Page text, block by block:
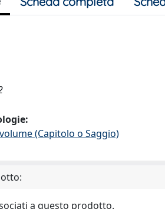
(Capitolo o Saggio)
a questo prodotto.